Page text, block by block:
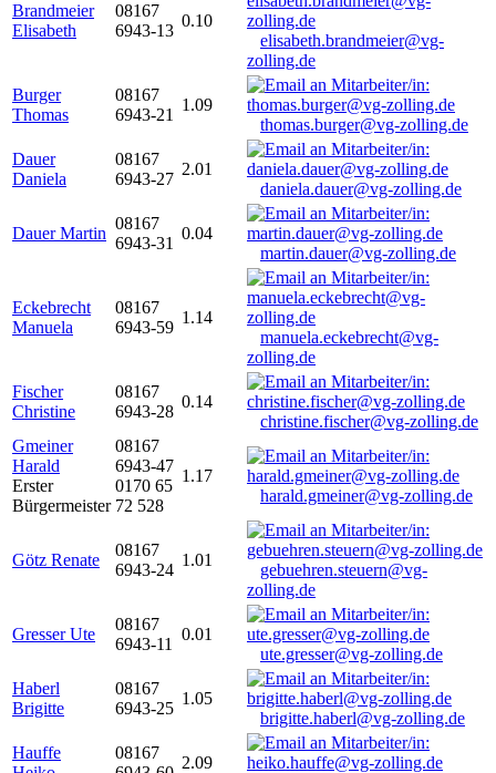
Brandmeier
Elisabeth
08167
6943-13
0.10
elisabeth.brandmeier@vg-
zolling.de
Burger
Thomas
08167
6943-21
1.09
thomas.burger@vg-zolling.de
Dauer
Daniela
08167
6943-27
2.01
daniela.dauer@vg-zolling.de
Dauer Martin
08167
6943-31
0.04
martin.dauer@vg-zolling.de
Eckebrecht
Manuela
08167
6943-59
1.14
manuela.eckebrecht@vg-
zolling.de
Fischer
Christine
08167
6943-28
0.14
christine.fischer@vg-zolling.de
Gmeiner
Harald
Erster
Bürgermeister
08167
6943-47
0170 65
72 528
1.17
harald.gmeiner@vg-zolling.de
Götz Renate
08167
6943-24
1.01
gebuehren.steuern@vg-
zolling.de
Gresser Ute
08167
6943-11
0.01
ute.gresser@vg-zolling.de
Haberl
Brigitte
08167
6943-25
1.05
brigitte.haberl@vg-zolling.de
Hauffe
08167
2.09